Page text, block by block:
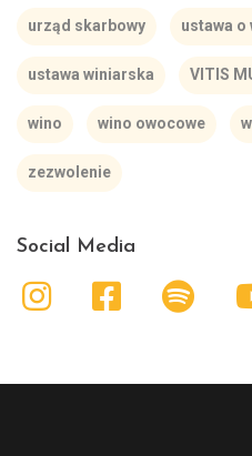
urząd skarbowy ustawa o
ustawa winiarska VITIS
wino wino owocowe
zezwolenie
Social Media